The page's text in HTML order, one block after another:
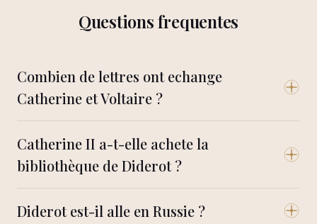
Questions frequentes
Combien de lettres ont echange
Catherine et Voltaire ?
Catherine II a-t-elle achete la
bibliothèque de Diderot ?
Diderot est-il alle en Russie ?